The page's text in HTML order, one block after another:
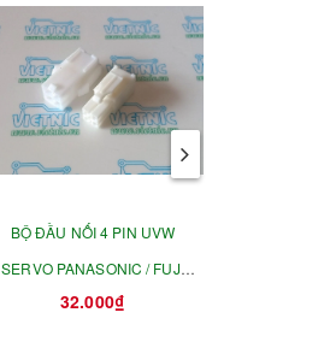
BỘ ĐẦU NỐI 4 PIN UVW
SERVO PANASONIC / FUJI
100W-750W FL-4P
32.000₫